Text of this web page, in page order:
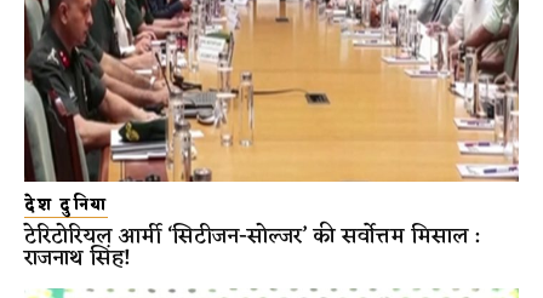
देश दुनिया
टेरिटोरियल आर्मी ‘सिटीजन-सोल्जर’ की सर्वोत्तम मिसाल :
राजनाथ सिंह!